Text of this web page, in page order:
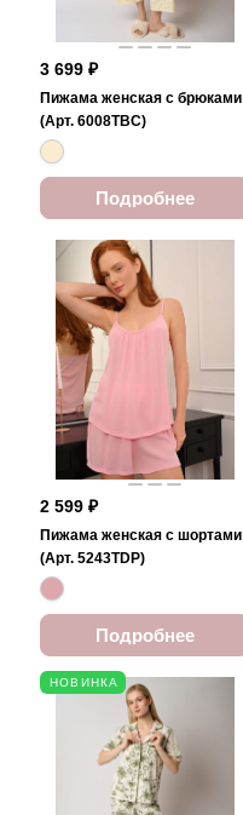
3 699 ₽
Пижама женская с брюками
(Арт. 6008TBC)
Подробнее
2 599 ₽
Пижама женская с шортами
(Арт. 5243TDP)
Подробнее
НОВИНКА